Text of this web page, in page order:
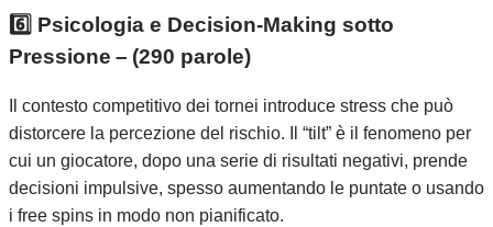
6️⃣ Psicologia e Decision‑Making sotto
Pressione – (290 parole)
Il contesto competitivo dei tornei introduce stress che può
distorcere la percezione del rischio. Il “tilt” è il fenomeno per
cui un giocatore, dopo una serie di risultati negativi, prende
decisioni impulsive, spesso aumentando le puntate o usando
i free spins in modo non pianificato.